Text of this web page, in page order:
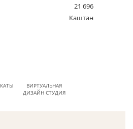
21 696
Каштан
ВИРТУАЛЬНАЯ
ДИЗАЙН СТУДИЯ